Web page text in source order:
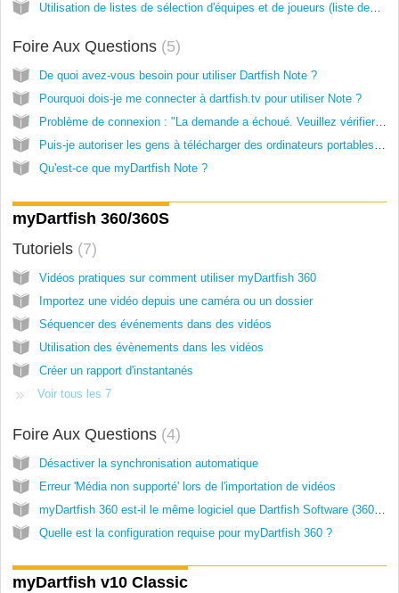
Utilisation de listes de sélection d'équipes et de joueurs (liste des joueurs) dans Dartfish Note
Foire Aux Questions 5
De quoi avez-vous besoin pour utiliser Dartfish Note ?
Pourquoi dois-je me connecter à dartfish.tv pour utiliser Note ?
Problème de connexion : "La demande a échoué. Veuillez vérifier votre connectivité. Voulez-vous réessayer maintenant ?"
Puis-je autoriser les gens à télécharger des ordinateurs portables mais les empêcher de télécharger des vidéos ?
Qu'est-ce que myDartfish Note ?
myDartfish 360/360S
Tutoriels 7
Vidéos pratiques sur comment utiliser myDartfish 360
Importez une vidéo depuis une caméra ou un dossier
Séquencer des événements dans des vidéos
Utilisation des évènements dans les vidéos
Créer un rapport d'instantanés
Voir tous les 7
Foire Aux Questions 4
Désactiver la synchronisation automatique
Erreur 'Média non supporté' lors de l'importation de vidéos
Quelle est la configuration requise pour myDartfish 360 ?
myDartfish v10 Classic